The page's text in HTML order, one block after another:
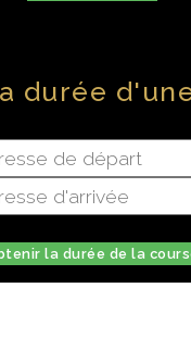
durée
la durée de la